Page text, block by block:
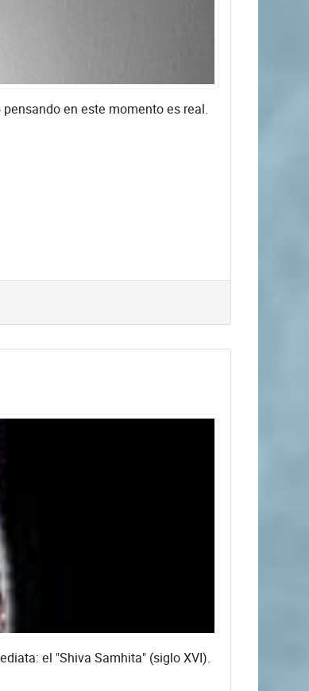
en este momento es real.
el "Shiva Samhita" (siglo XVI).